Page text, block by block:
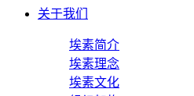
关于我们
埃素简介
埃素理念
埃素文化